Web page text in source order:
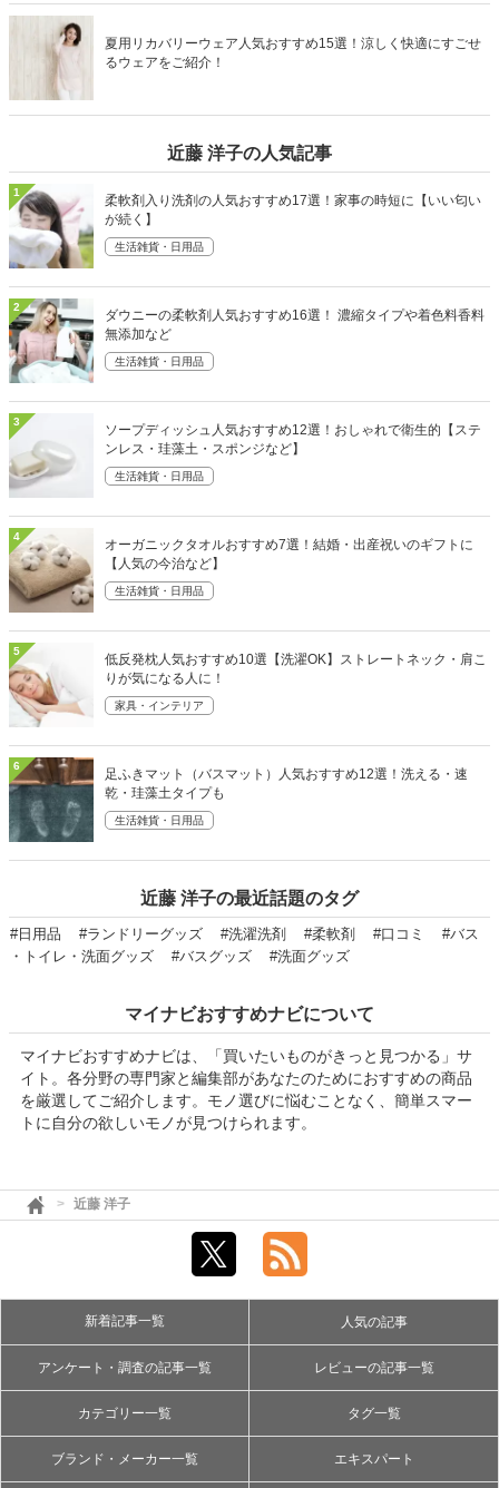
夏用リカバリーウェア人気おすすめ15選！涼しく快適にすごせ
るウェアをご紹介！
近藤 洋子の人気記事
1
柔軟剤入り洗剤の人気おすすめ17選！家事の時短に【いい匂い
が続く】
生活雑貨・日用品
2
ダウニーの柔軟剤人気おすすめ16選！ 濃縮タイプや着色料香料
無添加など
生活雑貨・日用品
3
ソープディッシュ人気おすすめ12選！おしゃれで衛生的【ステ
ンレス・珪藻土・スポンジなど】
生活雑貨・日用品
4
オーガニックタオルおすすめ7選！結婚・出産祝いのギフトに
【人気の今治など】
生活雑貨・日用品
5
低反発枕人気おすすめ10選【洗濯OK】ストレートネック・肩こ
りが気になる人に！
家具・インテリア
6
足ふきマット（バスマット）人気おすすめ12選！洗える・速
乾・珪藻土タイプも
生活雑貨・日用品
近藤 洋子の最近話題のタグ
#日用品 #ランドリーグッズ #洗濯洗剤 #柔軟剤 #口コミ
#バス
・トイレ・洗面グッズ
#バスグッズ #洗面グッズ
マイナビおすすめナビについて
マイナビおすすめナビは、「買いたいものがきっと見つかる」サ
イト。各分野の専門家と編集部があなたのためにおすすめの商品
を厳選してご紹介します。モノ選びに悩むことなく、簡単スマー
トに自分の欲しいモノが見つけられます。
近藤 洋子
新着記事一覧 人気の記事
アンケート・調査の記事一覧 レビューの記事一覧
カテゴリー一覧 タグ一覧
ブランド・メーカー一覧 エキスパート